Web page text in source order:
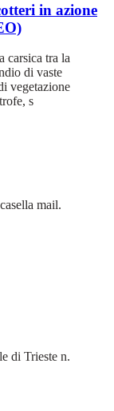
in azione
carsica tra la
di vaste
vegetazione
s
mail.
di Trieste n.